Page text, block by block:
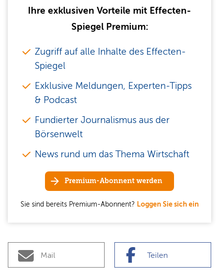
Ihre exklusiven Vorteile mit Effecten-
Spiegel Premium:
Zugriff auf alle Inhalte des Effecten-
Spiegel
Exklusive Meldungen, Experten-Tipps
& Podcast
Fundierter Journalismus aus der
Börsenwelt
News rund um das Thema Wirtschaft
Premium-Abonnent werden
Sie sind bereits Premium-Abonnent? Loggen Sie sich ein
Mail Teilen